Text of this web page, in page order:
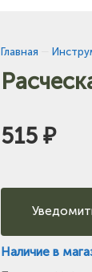
Главная
515 ₽
Наличие в